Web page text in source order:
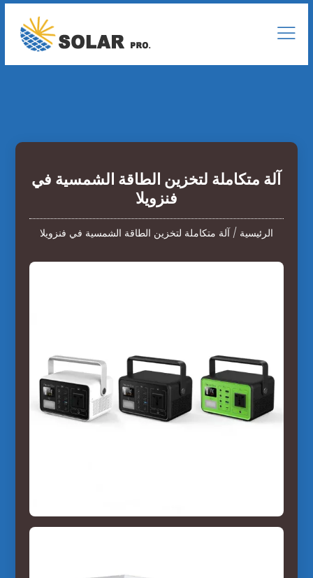
آلة متكاملة لتخزين الطاقة الشمسية في
فنزويلا
الرئيسية /آلة متكاملة لتخزين الطاقة الشمسية في فنزويلا